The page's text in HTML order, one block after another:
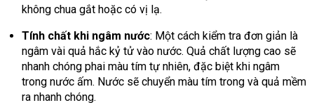
không chua gắt hoặc có vị lạ.
Tính chất khi ngâm nước: Một cách kiểm tra đơn giản là
ngâm vài quả hắc kỷ tử vào nước. Quả chất lượng cao sẽ
nhanh chóng phai màu tím tự nhiên, đặc biệt khi ngâm
trong nước ấm. Nước sẽ chuyển màu tím trong và quả mềm
ra nhanh chóng.